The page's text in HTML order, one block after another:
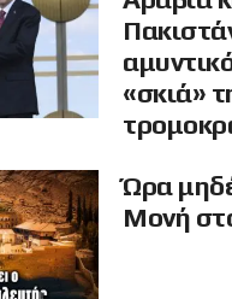
«σκιά»
Ώρα
Μονή